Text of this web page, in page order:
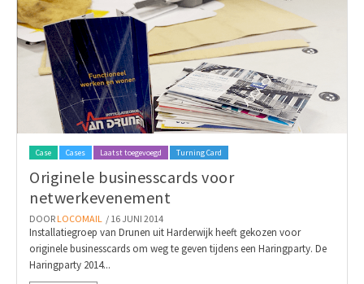
Case Cases Laatst toegevoegd Turning Card
Originele businesscards voor
netwerkevenement
DOOR LOCOMAIL / 16 JUNI 2014
Installatiegroep van Drunen uit Harderwijk heeft gekozen voor
originele businesscards om weg te geven tijdens een Haringparty. De
Haringparty 2014...